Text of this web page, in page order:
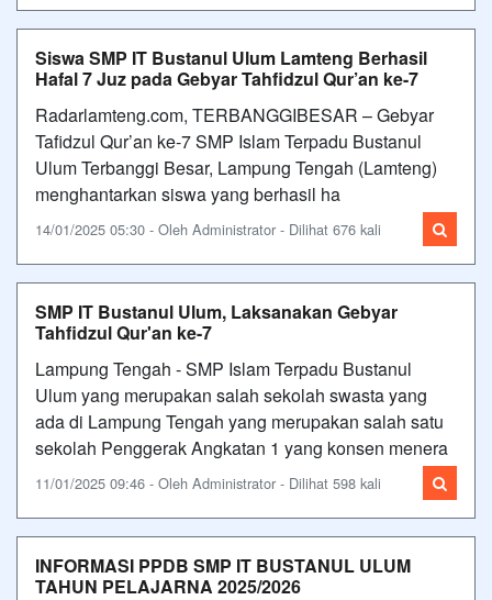
Siswa SMP IT Bustanul Ulum Lamteng Berhasil
Hafal 7 Juz pada Gebyar Tahfidzul Qur’an ke-7
Radarlamteng.com, TERBANGGIBESAR – Gebyar
Tafidzul Qur’an ke-7 SMP Islam Terpadu Bustanul
Ulum Terbanggi Besar, Lampung Tengah (Lamteng)
menghantarkan siswa yang berhasil ha
14/01/2025 05:30 - Oleh Administrator - Dilihat 676 kali
SMP IT Bustanul Ulum, Laksanakan Gebyar
Tahfidzul Qur'an ke-7
Lampung Tengah - SMP Islam Terpadu Bustanul
Ulum yang merupakan salah sekolah swasta yang
ada di Lampung Tengah yang merupakan salah satu
sekolah Penggerak Angkatan 1 yang konsen menera
11/01/2025 09:46 - Oleh Administrator - Dilihat 598 kali
INFORMASI PPDB SMP IT BUSTANUL ULUM
TAHUN PELAJARNA 2025/2026